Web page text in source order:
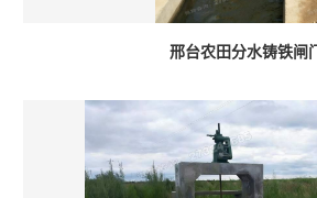
邢台农田分水铸铁闸门